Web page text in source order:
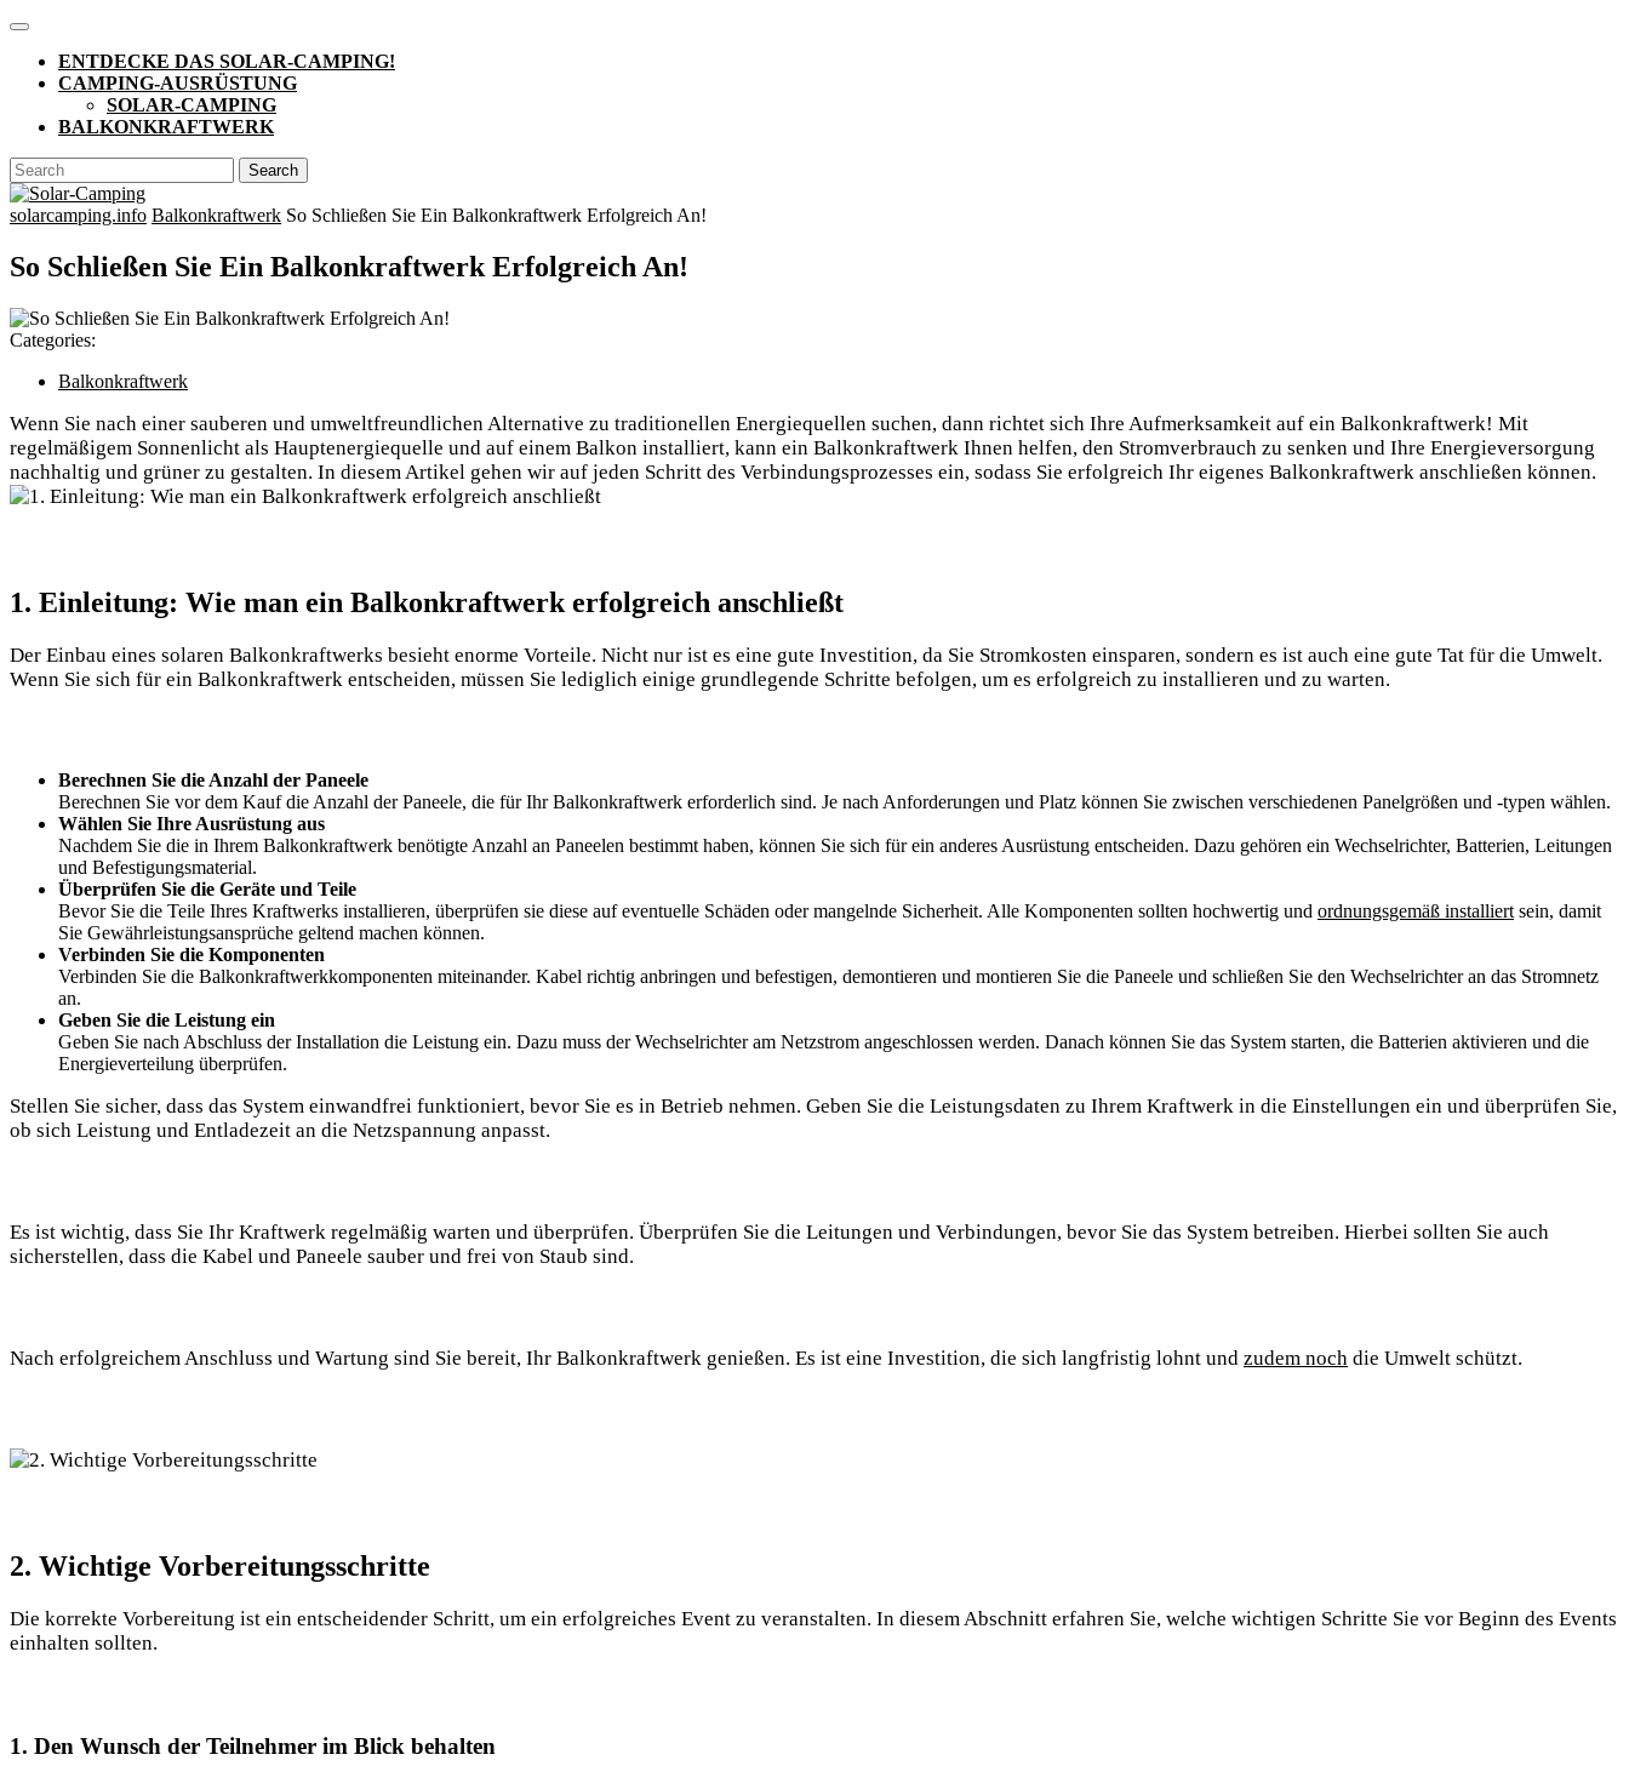
Skip
content
Open
ButtonENTDECKE DAS SOLAR-CAMPING!
CAMPING-AUSRÜSTUNG
SOLAR-CAMPING
BALKONKRAFTWERK
CLOSE
BUTTON
Search
for:
solarcamping.info Balkonkraftwerk So Schließen Sie Ein Balkonkraftwerk Erfolgreich An!
So Schließen Sie Ein Balkonkraftwerk Erfolgreich An!
Categories:
Balkonkraftwerk
Wenn Sie nach einer sauberen und umweltfreundlichen Alternative zu traditionellen Energiequellen suchen, dann richtet sich Ihre Aufmerksamkeit auf ein Balkonkraftwerk! Mit
regelmäßigem Sonnenlicht als Hauptenergiequelle und auf einem Balkon installiert, kann ein Balkonkraftwerk Ihnen helfen, den Stromverbrauch zu senken und Ihre Energieversorgung
nachhaltig und grüner zu gestalten. In diesem Artikel gehen wir auf jeden Schritt des Verbindungsprozesses ein, sodass Sie erfolgreich Ihr eigenes Balkonkraftwerk anschließen können.
1. Einleitung: Wie man ein Balkonkraftwerk erfolgreich anschließt
Der Einbau eines solaren Balkonkraftwerks besieht enorme Vorteile. Nicht nur ist es eine gute Investition, da Sie Stromkosten einsparen, sondern es ist auch eine gute Tat für die Umwelt.
Wenn Sie sich für ein Balkonkraftwerk entscheiden, müssen Sie lediglich einige grundlegende Schritte befolgen, um es erfolgreich zu installieren und zu warten.
Berechnen Sie die Anzahl der Paneele
Berechnen Sie vor dem Kauf die Anzahl der Paneele, die für Ihr Balkonkraftwerk erforderlich sind. Je nach Anforderungen und Platz können Sie zwischen verschiedenen Panelgrößen und -typen wählen.
Wählen Sie Ihre Ausrüstung aus
Nachdem Sie die in Ihrem Balkonkraftwerk benötigte Anzahl an Paneelen bestimmt haben, können Sie sich für ein anderes Ausrüstung entscheiden. Dazu gehören ein Wechselrichter, Batterien, Leitungen
und Befestigungsmaterial.
Überprüfen Sie die Geräte und Teile
Bevor Sie die Teile Ihres Kraftwerks installieren, überprüfen sie diese auf eventuelle Schäden oder mangelnde Sicherheit. Alle Komponenten sollten hochwertig und ordnungsgemäß installiert sein, damit
Sie Gewährleistungsansprüche geltend machen können.
Verbinden Sie die Komponenten
Verbinden Sie die Balkonkraftwerkkomponenten miteinander. Kabel richtig anbringen und befestigen, demontieren und montieren Sie die Paneele und schließen Sie den Wechselrichter an das Stromnetz
an.
Geben Sie die Leistung ein
Geben Sie nach Abschluss der Installation die Leistung ein. Dazu muss der Wechselrichter am Netzstrom angeschlossen werden. Danach können Sie das System starten, die Batterien aktivieren und die
Energieverteilung überprüfen.
Stellen Sie sicher, dass das System einwandfrei funktioniert, bevor Sie es in Betrieb nehmen. Geben Sie die Leistungsdaten zu Ihrem Kraftwerk in die Einstellungen ein und überprüfen Sie,
ob sich Leistung und Entladezeit an die Netzspannung anpasst.
Es ist wichtig, dass Sie Ihr Kraftwerk regelmäßig warten und überprüfen. Überprüfen Sie die Leitungen und Verbindungen, bevor Sie das System betreiben. Hierbei sollten Sie auch
sicherstellen, dass die Kabel und Paneele sauber und frei von Staub sind.
Nach erfolgreichem Anschluss und Wartung sind Sie bereit, Ihr Balkonkraftwerk genießen. Es ist eine Investition, die sich langfristig lohnt und zudem noch die Umwelt schützt.
2. Wichtige Vorbereitungsschritte
Die korrekte Vorbereitung ist ein entscheidender Schritt, um ein erfolgreiches Event zu veranstalten. In diesem Abschnitt erfahren Sie, welche wichtigen Schritte Sie vor Beginn des Events
einhalten sollten.
1. Den Wunsch der Teilnehmer im Blick behalten